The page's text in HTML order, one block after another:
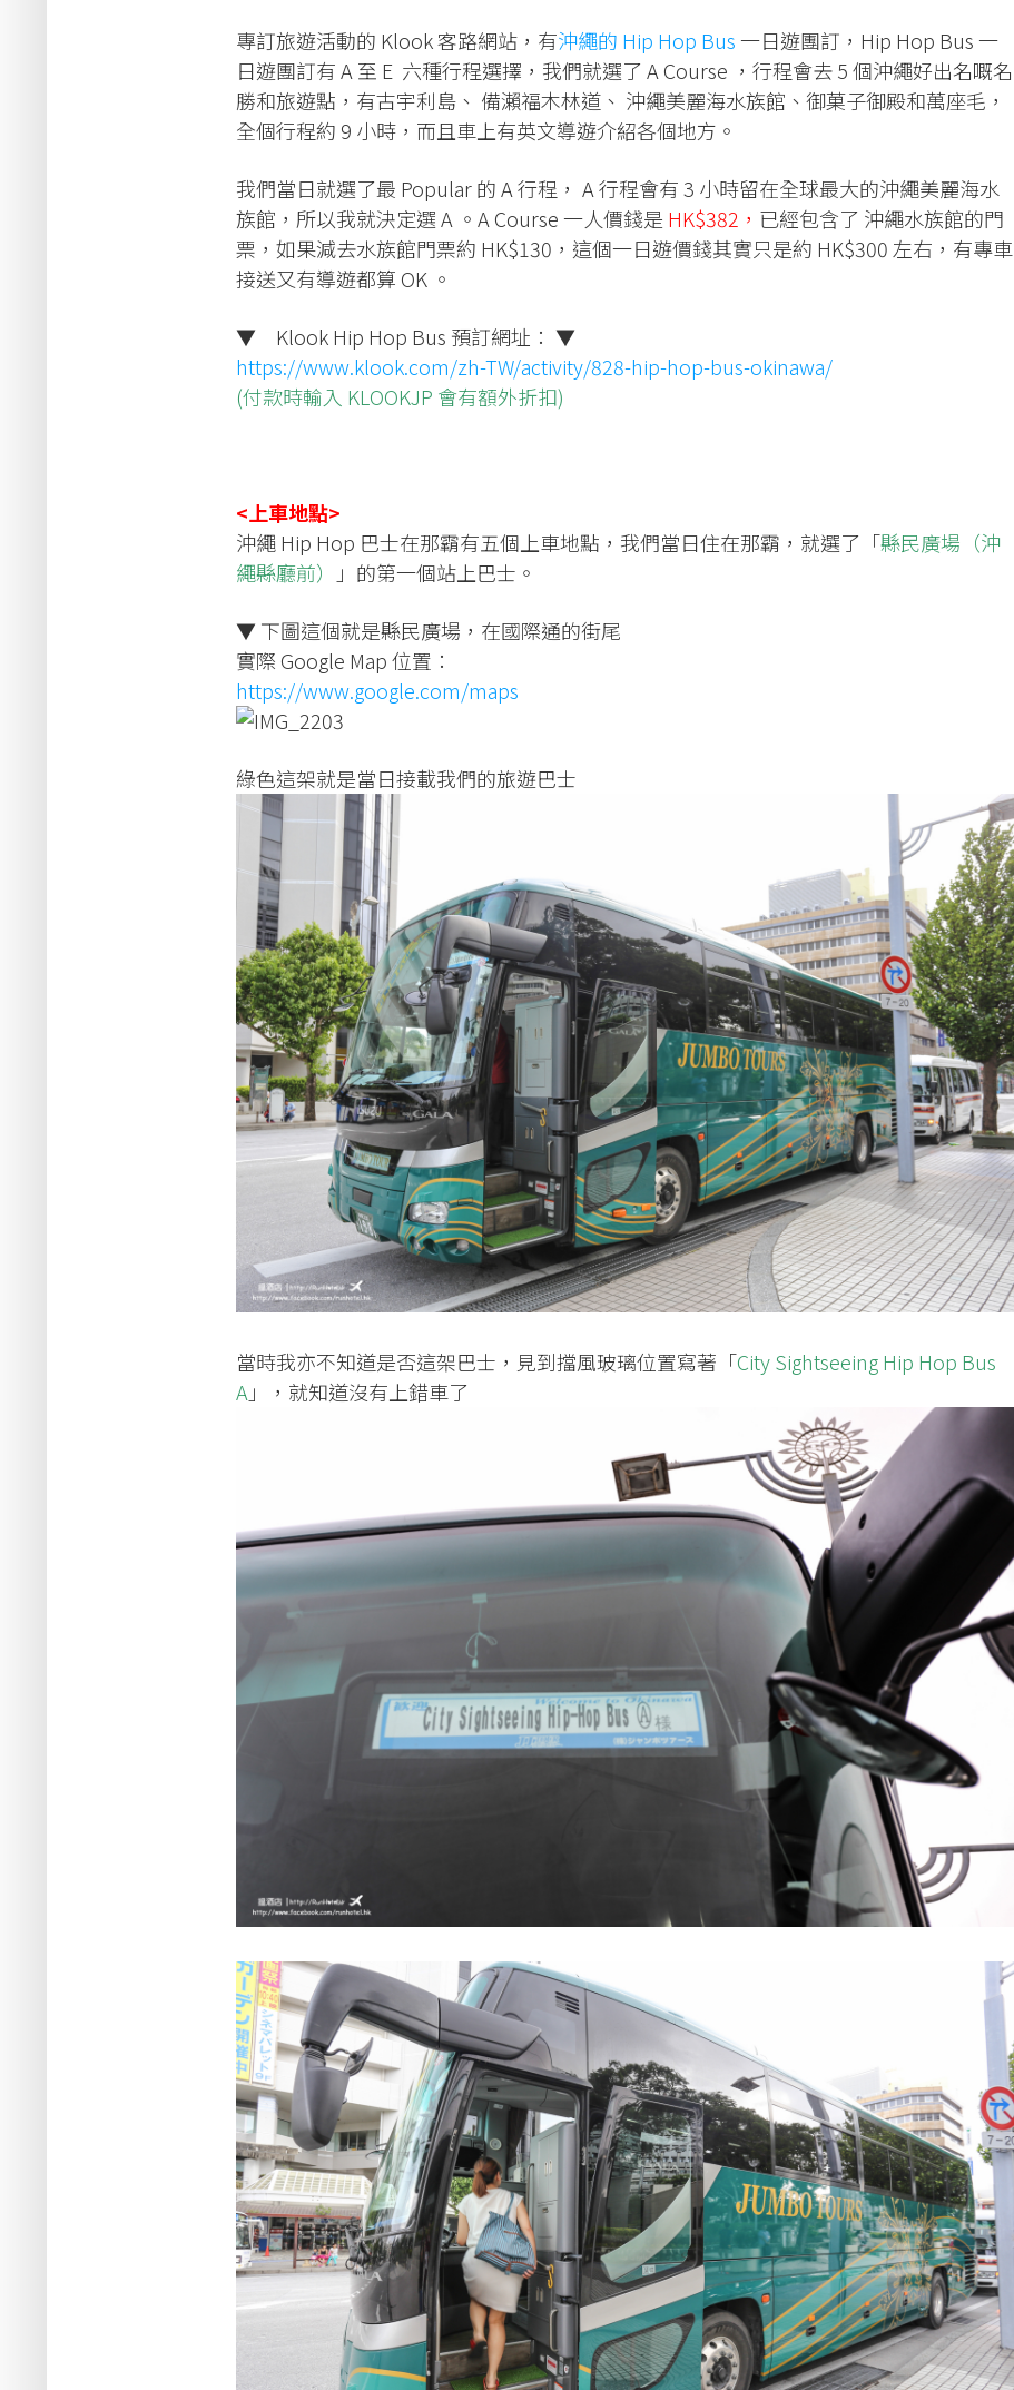
專訂旅遊活動的 Klook 客路網站，有沖繩的 Hip Hop Bus一日遊團訂，Hip Hop Bus 一
日遊團訂有 A 至 E 六種行程選擇，我們就選了 A Course ，行程會去 5 個沖繩好出名嘅名
勝和旅遊點，有古宇利島、 備瀨福木林道、 沖繩美麗海水族館、御菓子御殿和萬座毛，
全個行程約 9 小時，而且車上有英文導遊介紹各個地方。
我們當日就選了最 Popular 的 A 行程， A 行程會有 3 小時留在全球最大的沖繩美麗海水
族館，所以我就決定選 A 。A Course 一人價錢是 HK$382， 已經包含了 沖繩水族館的門
票，如果減去水族館門票約 HK$130，這個一日遊價錢其實只是約 HK$300 左右，有專車
接送又有導遊都算 OK 。
▼ Klook Hip Hop Bus 預訂網址： ▼
https://www.klook.com/zh-TW/activity/828-hip-hop-bus-okinawa/
(付款時輸入 KLOOKJP 會有額外折扣)
<上車地點>
沖繩 Hip Hop 巴士在那霸有五個上車地點，我們當日住在那霸，就選了「縣民廣場（沖
繩縣廳前）
」的第一個站上巴士。
▼ 下圖這個就是縣民廣場，在國際通的街尾
實際 Google Map 位置：
https://www.google.com/maps
綠色這架就是當日接載我們的旅遊巴士
當時我亦不知道是否這架巴士，見到擋風玻璃位置寫著「City Sightseeing Hip Hop Bus
A」，就知道沒有上錯車了